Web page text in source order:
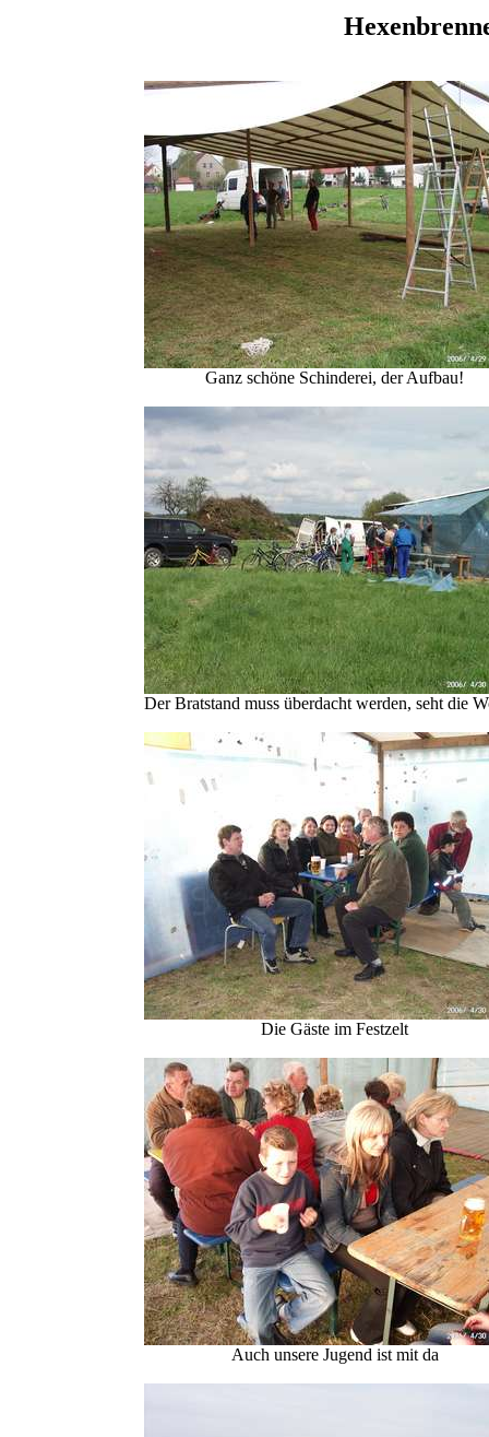
Ganz schöne Schinderei, der Aufbau!
Der Bratstand muss überdacht werden, seht die
Die Gäste im Festzelt
Auch unsere Jugend ist mit da